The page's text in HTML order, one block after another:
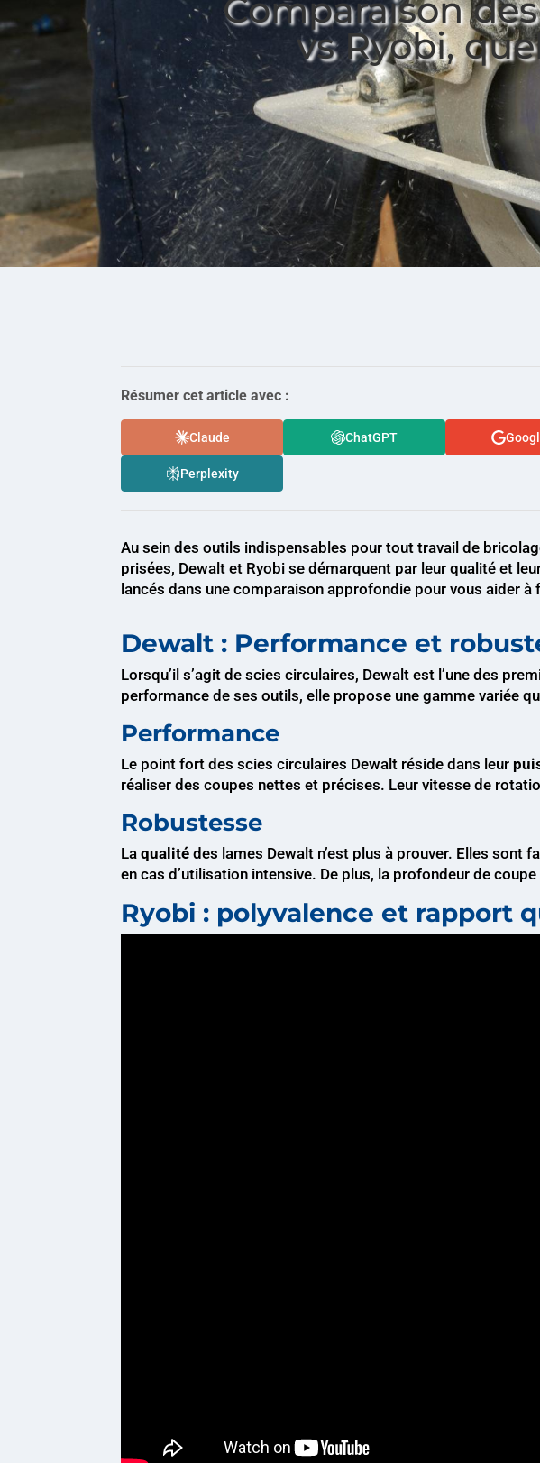
Comparaison
vs Ryobi,
Résumer cet article avec :
Claude ChatGPT
Perplexity
Au sein des outils indispensables pour tout travail de
prisées, Dewalt et Ryobi se démarquent par leur qualité et
lancés dans une comparaison approfondie pour vous aider à
Dewalt : Performance et
Lorsqu’il s’agit de scies circulaires, Dewalt est l’une des
performance de ses outils, elle propose une gamme variée
Performance
Le point fort des scies circulaires Dewalt réside dans leur
réaliser des coupes nettes et précises. Leur vitesse de
Robustesse
Laqualité des lames Dewalt n’est plus à prouver. Elles sont
en cas d’utilisation intensive. De plus, la profondeur de
Ryobi : polyvalence et rapport